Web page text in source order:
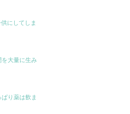
にしてしま
を大量に生み
り薬は飲ま